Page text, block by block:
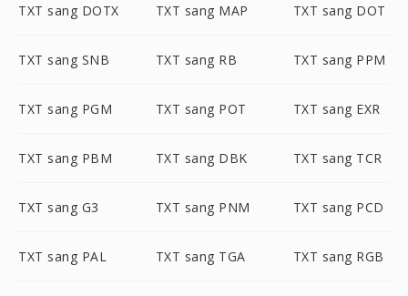
TXT sang DOTX TXT sang MAP TXT sang DOT
TXT sang SNB TXT sang RB TXT sang PPM
TXT sang PGM TXT sang POT TXT sang EXR
TXT sang PBM TXT sang DBK TXT sang TCR
TXT sang G3 TXT sang PNM TXT sang PCD
TXT sang PAL TXT sang TGA TXT sang RGB